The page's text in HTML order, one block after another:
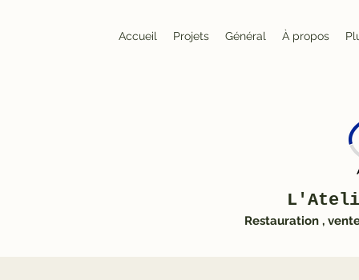
Accueil Projets Général À propos
Restauration ,